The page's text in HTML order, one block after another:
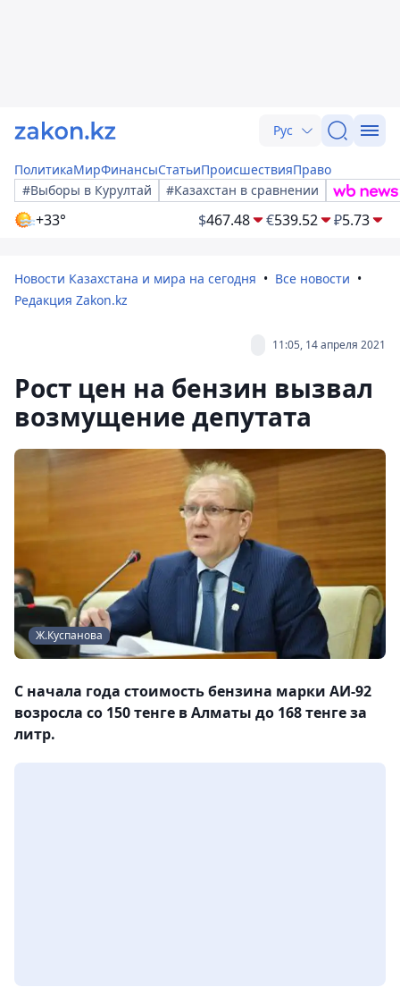
Рус
ПолитикаМирФинансыСтатьиПроисшествияПраво
#Выборы в Курултай
#Казахстан в сравнении
+33° $467.48 €539.52 ₽5.73
Новости Казахстана и мира на сегодня
Все новости
Редакция Zakon.kz
11:05, 14 апреля 2021
Рост цен на бензин вызвал
возмущение депутата
Ж.Куспанова
С начала года стоимость бензина марки АИ-92
возросла со 150 тенге в Алматы до 168 тенге за
литр.